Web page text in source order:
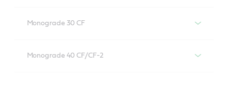
Monograde 30 CF
Monograde 40 CF/CF-2